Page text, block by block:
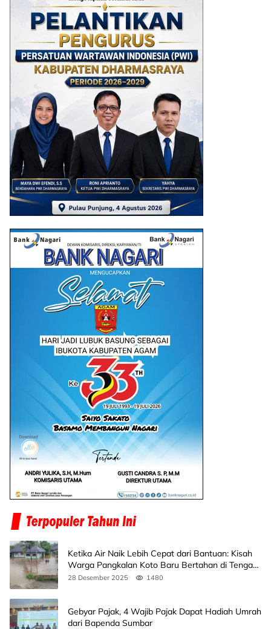
Ketika Air Naik Lebih Cepat dari Bantuan: Kisah
Warga Pangkalan Koto Baru Bertahan di Tengah
Banjir
28 Desember 2025 1480
Gebyar Pajak, 4 Wajib Pajak Dapat Hadiah Umrah
dari Bapenda Sumbar